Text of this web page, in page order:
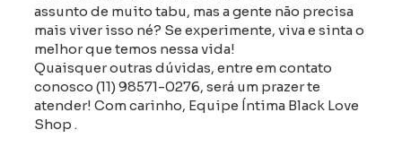
assunto de muito tabu, mas a gente não precisa
mais viver isso né? Se experimente, viva e sinta o
melhor que temos nessa vida!
Quaisquer outras dúvidas, entre em contato
conosco (11) 98571-0276, será um prazer te
atender! Com carinho, Equipe Íntima Black Love
Shop .